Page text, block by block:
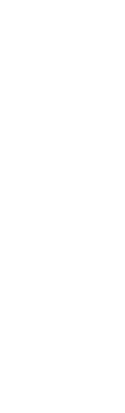
Hendricks